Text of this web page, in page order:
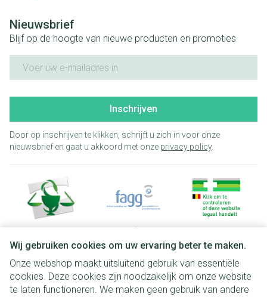
Wij gebruiken cookies om uw ervaring beter te maken.
Onze webshop maakt uitsluitend gebruik van essentiële
cookies. Deze cookies zijn noodzakelijk om onze website
te laten functioneren. We maken geen gebruik van andere
Nieuwsbrief
Blijf op de hoogte van nieuwe producten en promoties
Inschrijven
Door op inschrijven te klikken, schrijft u zich in voor onze
nieuwsbrief en gaat u akkoord met onze privacy policy.
Juridische links